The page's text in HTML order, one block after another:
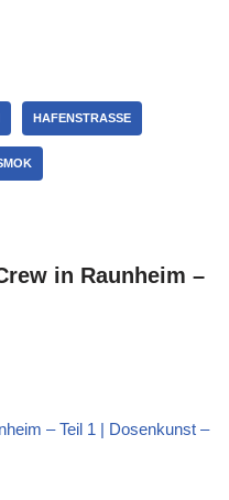
HAFENSTRASSE
in Raunheim –
– Teil 1 | Dosenkunst –